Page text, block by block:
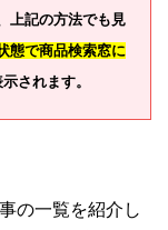
上記の方法でも見
態で商品検索窓に
示されます。
の一覧を紹介し